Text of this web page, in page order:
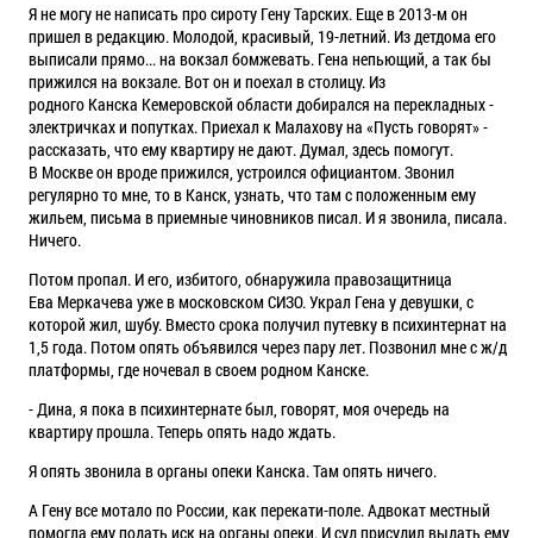
Я не могу не написать про сироту Гену Тарских. Еще в 2013-м он
пришел в редакцию. Молодой, красивый, 19-летний. Из детдома его
выписали прямо... на вокзал бомжевать. Гена непьющий, а так бы
прижился на вокзале. Вот он и поехал в столицу. Из
родного Канска Кемеровской области добирался на перекладных -
электричках и попутках. Приехал к Малаховуна «Пусть говорят» -
рассказать, что ему квартиру не дают. Думал, здесь помогут.
В Москвеон вроде прижился, устроился официантом. Звонил
регулярно то мне, то в Канск, узнать, что там с положенным ему
жильем, письма в приемные чиновников писал. И я звонила, писала.
Ничего.
Потом пропал. И его, избитого, обнаружила правозащитница
Ева Меркачева уже в московском СИЗО. Украл Гена у девушки, с
которой жил, шубу. Вместо срока получил путевку в психинтернат на
1,5 года. Потом опять объявился черезпарулет. Позвонил мне с ж/д
платформы, где ночевал в своем родном Канске.
- Дина, я пока в психинтернате был, говорят, моя очередь на
квартиру прошла. Теперь опять надо ждать.
Я опять звонила в органы опеки Канска. Там опять ничего.
А Гену все мотало по России, как перекати-поле. Адвокат местный
помогла ему подать иск на органы опеки. И суд присудил выдать ему